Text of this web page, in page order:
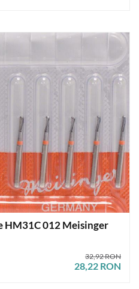
HM31C 012 Meisinger
28,22 RON
32,92 RON